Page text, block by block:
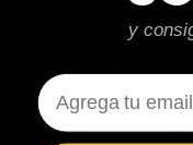
★
ESPECTACULARES
modelo elegido,
embolsado, zapas de
Travis Scott
y
Email